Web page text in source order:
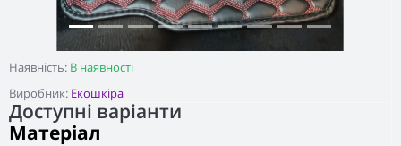
Наявність: В наявності
Виробник: Екошкіра
Доступні варіанти
Матеріал